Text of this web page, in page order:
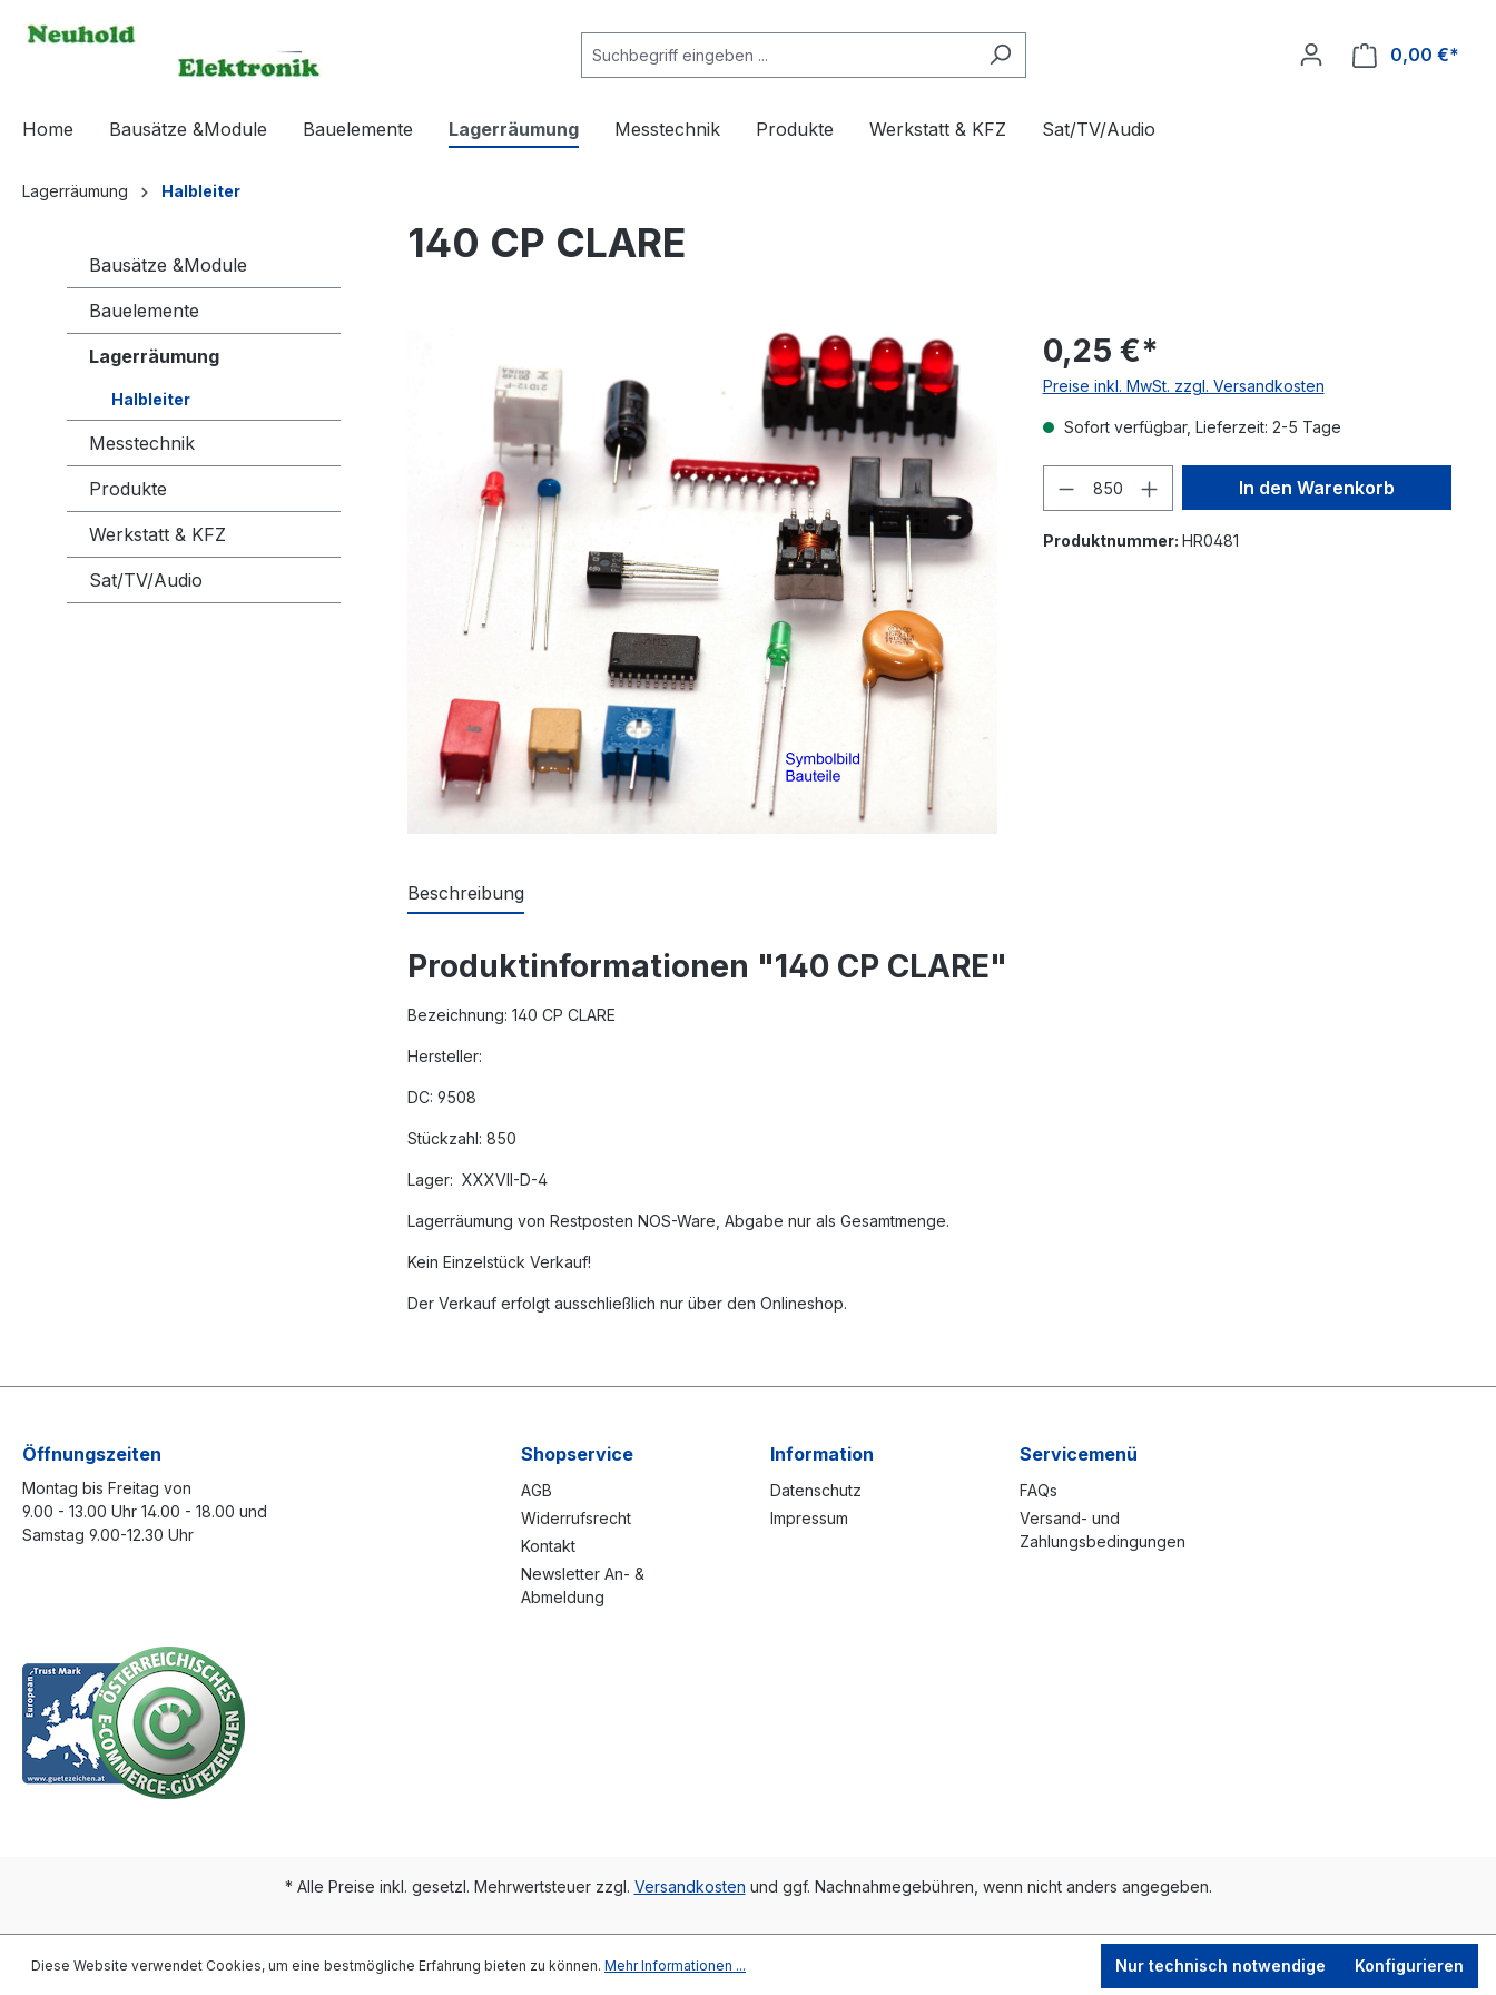
Zur Hauptnavigation springen
0,00 €*
Home Bausätze &Module Bauelemente Lagerräumung Messtechnik Produkte Werkstatt & KFZ Sat/TV/Audio
Lagerräumung Halbleiter
Bausätze &Module
Bauelemente
Lagerräumung
Halbleiter
Messtechnik
Produkte
Werkstatt & KFZ
Sat/TV/Audio
140 CP CLARE
0,25 €*
Preise inkl. MwSt. zzgl. Versandkosten
Sofort verfügbar, Lieferzeit: 2-5 Tage
Produkt Anzahl: Gib den
In den Warenkorb
Produktnummer: HR0481
Beschreibung
Produktinformationen "140 CP CLARE"
Bezeichnung: 140 CP CLARE
Hersteller:
DC: 9508
Stückzahl: 850
Lager: XXXVII-D-4
Lagerräumung von Restposten NOS-Ware, Abgabe nur als Gesamtmenge.
Kein Einzelstück Verkauf!
Der Verkauf erfolgt ausschließlich nur über den Onlineshop.
Öffnungszeiten
Montag bis Freitag von
9.00 - 13.00 Uhr 14.00 - 18.00 und
Samstag 9.00-12.30 Uhr
Shopservice
AGB
Widerrufsrecht
Kontakt
Newsletter An- &
Abmeldung
Information
Datenschutz
Impressum
Servicemenü
FAQs
Versand- und
Zahlungsbedingungen
* Alle Preise inkl. gesetzl. Mehrwertsteuer zzgl. Versandkosten und ggf. Nachnahmegebühren, wenn nicht anders angegeben.
Diese Website verwendet Cookies, um eine bestmögliche Erfahrung bieten zu können. Mehr Informationen ... Nur technisch notwendige Konfigurieren